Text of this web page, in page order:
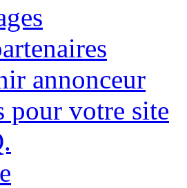
annonceur
pour votre site